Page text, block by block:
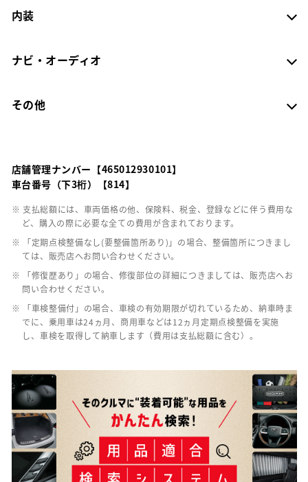
内装
ナビ・オーディオ
その他
店舗管理ナンバー【465012930101】
車台番号（下3桁）【814】
※ 支払総額には、車両価格の他、保険料、税金、登録などに伴う費用な
ど、購入の際に必要な全ての費用が含まれております。
※ 「定期点検整備なし(要整備箇所あり)」の場合、整備箇所につきまし
ては、販売店へお問い合わせください。
※ 「修復歴あり」の場合、修復部位の詳細につきましては、販売店へお
問い合わせください。
※ 「車検整備付」の場合、車検の有効期限が切れているため、納車時ま
でに、乗用車は24ヵ月、商用車などは12ヵ月定期点検整備を実施
し、車検を取得して納車します（費用は支払総額に含む）。